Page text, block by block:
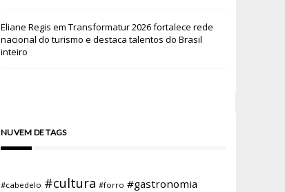
Eliane Regis em Transformatur 2026 fortalece rede
nacional do turismo e destaca talentos do Brasil
inteiro
NUVEM DE TAGS
#cabedelo #cultura #forro #gastronomia